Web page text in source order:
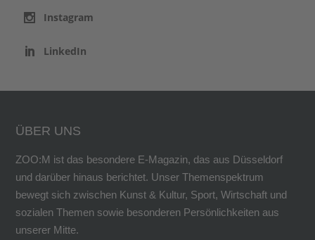
Instagram
LinkedIn
ÜBER UNS
ZOO:M ist das besondere E-Magazin, das aus Düsseldorf
und darüber hinaus berichtet. Unser Themenspektrum
bewegt sich zwischen Kunst & Kultur, Sport, Wirtschaft und
sozialen Themen sowie besonderen Persönlichkeiten aus
unserer Mitte.